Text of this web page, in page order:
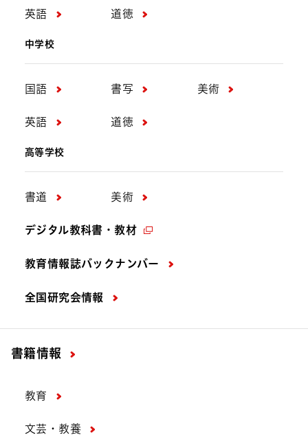
英語 道徳
中学校
国語 書写 美術
英語 道徳
高等学校
書道 美術
デジタル教科書・教材
教育情報誌バックナンバー
全国研究会情報
書籍情報
教育
文芸・教養